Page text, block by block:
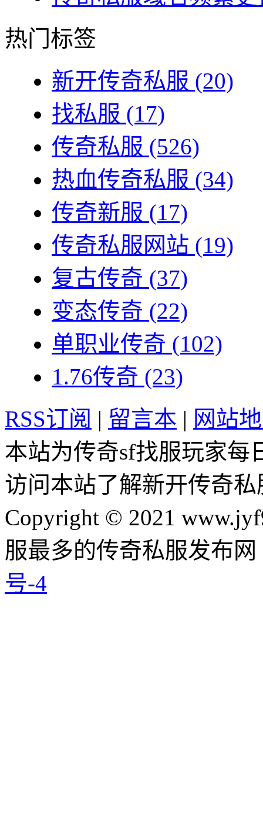
热门标签
新开传奇私服 (20)
找私服 (17)
传奇私服 (526)
热血传奇私服 (34)
传奇新服 (17)
传奇私服网站 (19)
复古传奇 (37)
变态传奇 (22)
单职业传奇 (102)
1.76传奇 (23)
RSS订阅 | 留言本 | 网站
本站为传奇sf找服玩家每
访问本站了解新开传奇
Copyright © 2021
服最多的传奇私服发布
号-4